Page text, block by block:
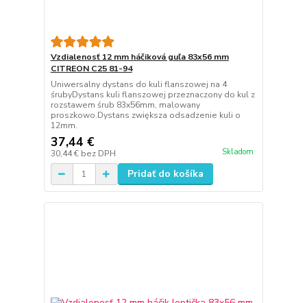
Vzdialenosť 12 mm háčiková guľa 83x56 mm
CITREON C25 81-94
Uniwersalny dystans do kuli flanszowej na 4
śrubyDystans kuli flanszowej przeznaczony do kul z
rozstawem śrub 83x56mm, malowany
proszkowo.Dystans zwiększa odsadzenie kuli o
12mm.
37,44 €
30,44 € bez DPH Skladom
Pridať do košíka